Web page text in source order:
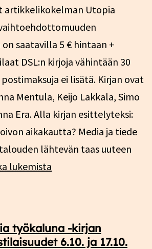
artikkelikokelman Utopia
saatavilla 5 € hintaan +
DSL:n kirjoja vähintään 30
ei lisätä. Kirjan ovat
Mentula, Keijo Lakkala, Simo
Era. Alla kirjan esittelyteksi:
aikakautta? Media ja tiede
lähtevän taas uuteen
lukemista
vaihtoehdottomuuden
työkaluna -kirjan
6.10. ja 17.10.